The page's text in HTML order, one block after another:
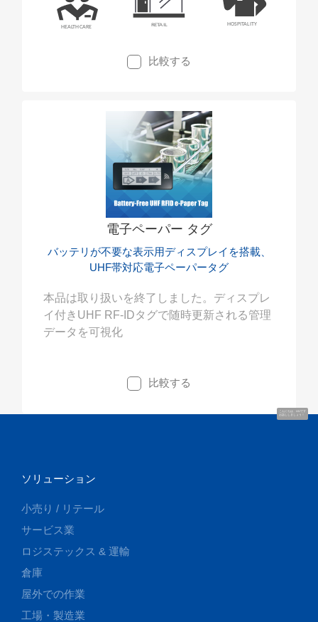
こんにちは、UUです
お話ししましょう！
比較する
電子ペーパー タグ
バッテリが不要な表示用ディスプレイを搭載、
UHF帯対応電子ペーパータグ
本品は取り扱いを終了しました。ディスプレ
イ付きUHF RF-IDタグで随時更新される管理
データを可視化
比較する
ソリューション
小売り / リテール
サービス業
ロジステックス & 運輸
倉庫
屋外での作業
工場・製造業